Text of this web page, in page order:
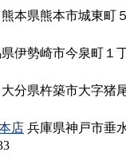
熊本県熊本市城東町
伊勢崎市今泉町１
大分県杵築市大字猪
店 兵庫県神戸市垂